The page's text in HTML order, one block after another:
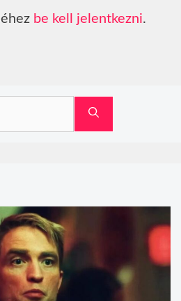
be kell jelentkezni.